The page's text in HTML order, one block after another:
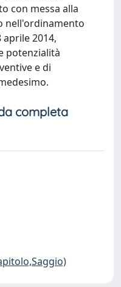
con messa alla
nell'ordinamento
2014,
potenzialità
e di
completa